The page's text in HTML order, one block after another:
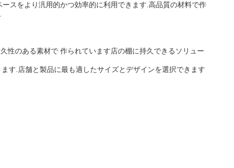
スをより汎用的かつ効率的に利用できます.高品質の材料で作
性のある素材で 作られています店の棚に持久できるソリュー
す.店舗と製品に最も適したサイズとデザインを選択できます